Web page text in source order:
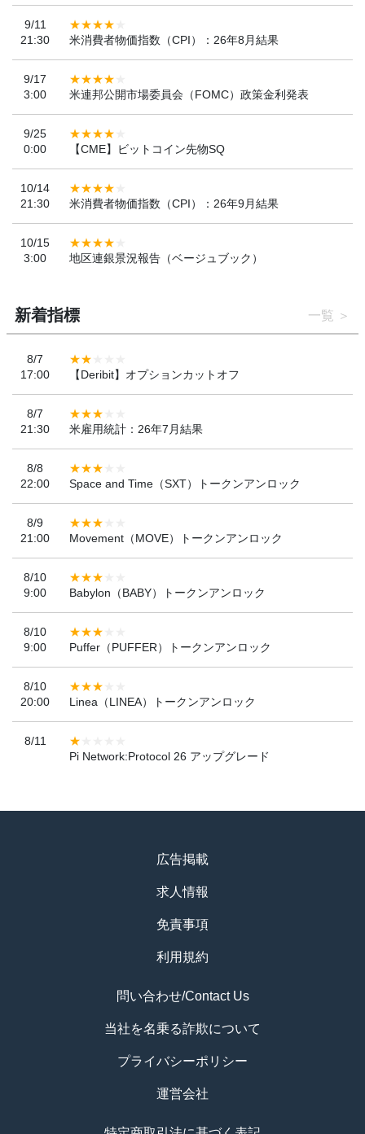
9/11
21:30
米消費者物価指数（CPI）：26年8月結果
9/17
3:00
米連邦公開市場委員会（FOMC）政策金利発表
9/25
0:00
【CME】ビットコイン先物SQ
10/14
21:30
米消費者物価指数（CPI）：26年9月結果
10/15
3:00
地区連銀景況報告（ベージュブック）
新着指標 一覧
8/7
17:00
【Deribit】オプションカットオフ
8/7
21:30
米雇用統計：26年7月結果
8/8
22:00
Space and Time（SXT）トークンアンロック
8/9
21:00
Movement（MOVE）トークンアンロック
8/10
9:00
Babylon（BABY）トークンアンロック
8/10
9:00
Puffer（PUFFER）トークンアンロック
8/10
20:00
Linea（LINEA）トークンアンロック
8/11
Pi Network:Protocol 26 アップグレード
広告掲載
求人情報
免責事項
利用規約
問い合わせ/Contact Us
当社を名乗る詐欺について
プライバシーポリシー
運営会社